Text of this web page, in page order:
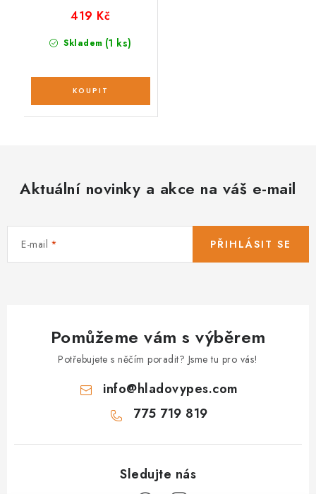
Skladem (1 ks)
419 Kč
Aktuální novinky a akce na váš e-mail
E-mail PŘIHLÁSIT SE
Pomůžeme vám s výběrem
Potřebujete s něčím poradit? Jsme tu pro vás!
info@hladovypes.com
775 719 819